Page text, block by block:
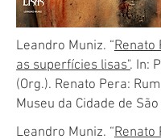
Leandro Muniz. “Renato
as superfícies lisas". In:
(Org.). Renato Pera:
Museu da Cidade de
Leandro Muniz. “Renato